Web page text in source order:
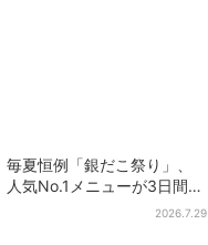
毎夏恒例「銀だこ祭り」、
人気No.1メニューが3日間だ
2026.7.29